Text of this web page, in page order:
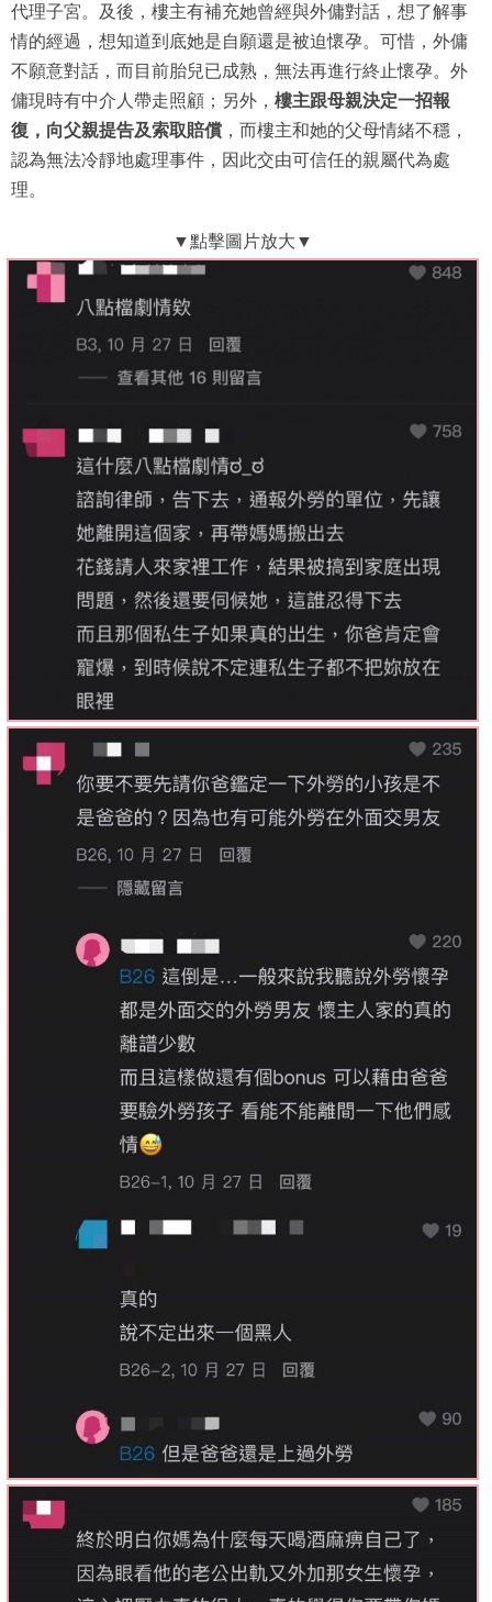
代理子宮。及後，樓主有補充她曾經與外傭對話，想了解事
情的經過，想知道到底她是自願還是被迫懷孕。可惜，外傭
不願意對話，而目前胎兒已成熟，無法再進行終止懷孕。外
傭現時有中介人帶走照顧；另外， 樓主跟母親決定一招報
復，向父親提告及索取賠償 ，而樓主和她的父母情緒不穩，
認為無法冷靜地處理事件，因此交由可信任的親屬代為處
理。